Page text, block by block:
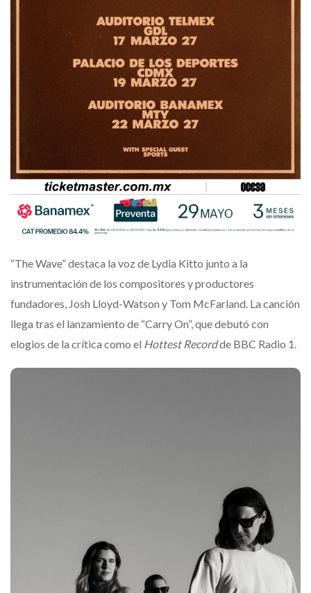
“The Wave” destaca la voz de Lydia Kitto junto a la
instrumentación de los compositores y productores
fundadores, Josh Lloyd-Watson y Tom McFarland. La canción
llega tras el lanzamiento de “Carry On”, que debutó con
elogios de la crítica como el Hottest Recordde BBC Radio 1.